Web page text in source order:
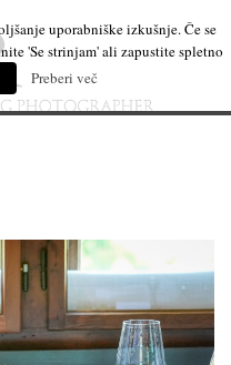
uporabniške izkušnje. Če se
'Se strinjam' ali zapustite spletno
Preberi več